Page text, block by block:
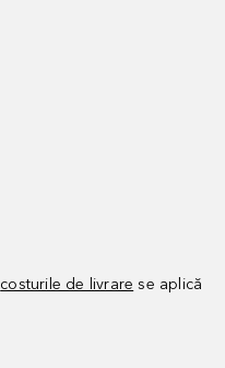
costurile de livrare se aplică